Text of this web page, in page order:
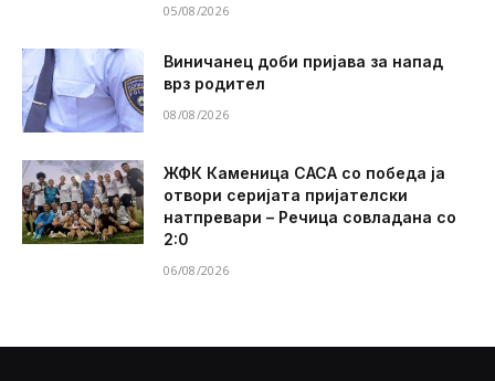
05/08/2026
Виничанец доби пријава за напад
врз родител
08/08/2026
ЖФК Каменица САСА со победа ја
отвори серијата пријателски
натпревари – Речица совладана со
2:0
06/08/2026